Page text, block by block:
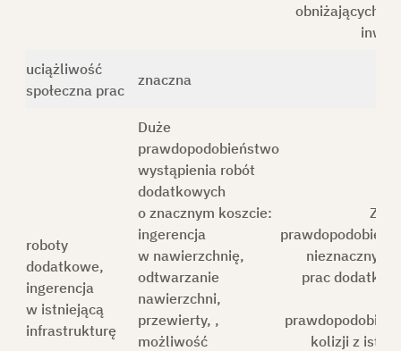
obniżających
uciążliwość
społeczna prac
znaczna
roboty
dodatkowe,
ingerencja
w istniejącą
infrastrukturę
Duże
prawdopodobieństwo
wystąpienia robót
dodatkowych
o znacznym koszcie:
ingerencja
w nawierzchnię,
odtwarzanie
nawierzchni,
przewierty, ,
możliwość
nieznaczny
prac
kolizji z